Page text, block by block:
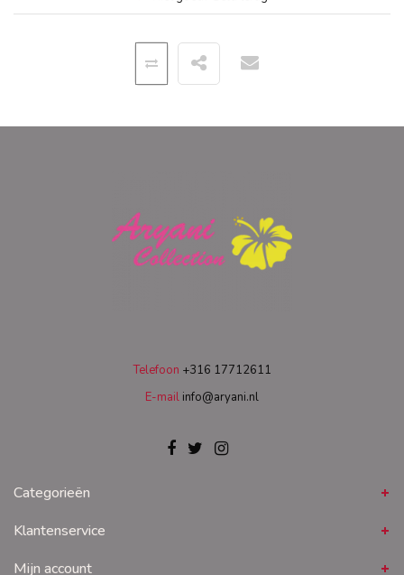
Telefoon +316 17712611
E-mail info@aryani.nl
Categorieën
Klantenservice
Mijn account